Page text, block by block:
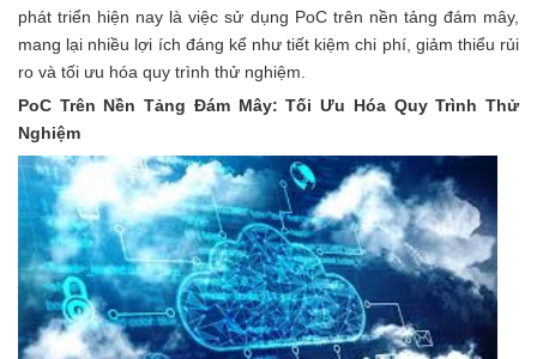
phát triển hiện nay là việc sử dụng PoC trên nền tảng đám mây,
mang lại nhiều lợi ích đáng kể như tiết kiệm chi phí, giảm thiểu rủi
ro và tối ưu hóa quy trình thử nghiệm.
PoC Trên Nền Tảng Đám Mây: Tối Ưu Hóa Quy Trình Thử
Nghiệm